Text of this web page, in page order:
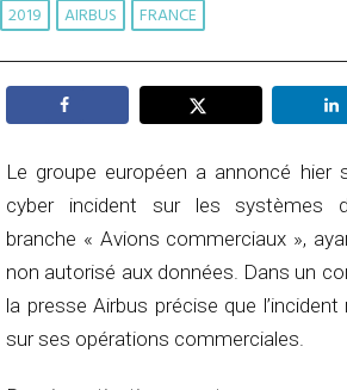
2019 AIRBUS FRANCE
Le groupe européen a annoncé hier
cyber incident sur les systèmes
branche « Avions commerciaux »,
non autorisé aux données. Dans un
la presse Airbus précise que l’incident
sur ses opérations commerciales.